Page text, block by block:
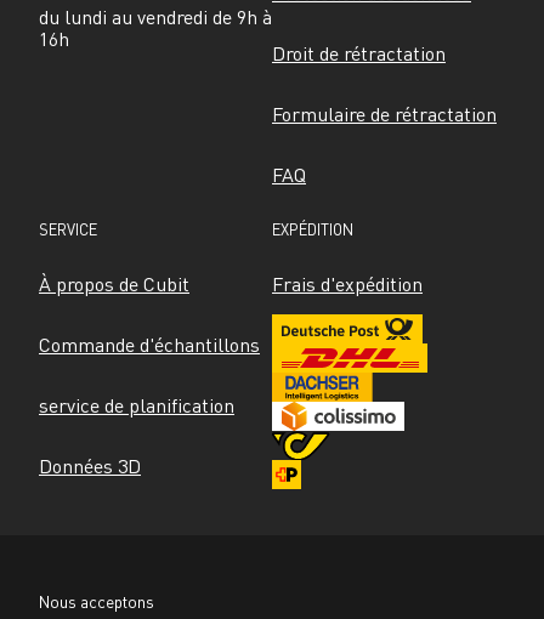
du lundi au vendredi de 9h à
16h
Droit de rétractation
Formulaire de rétractation
FAQ
SERVICE
À propos de Cubit
Commande d'échantillons
service de planification
Données 3D
EXPÉDITION
Frais d'expédition
Nous acceptons